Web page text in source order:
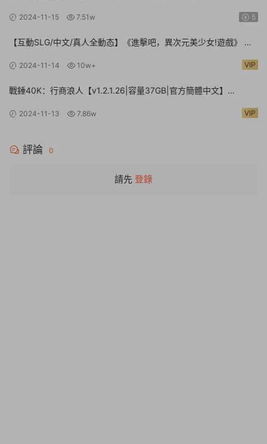
2024-11-15 7.51w 5
【互動SLG/中文/真人全動态】《進擊吧，異次元美少女!遊戲》 官
2024-11-14 10w+ VIP
戰錘40K：行商浪人【v1.2.1.26|容量37GB|官方簡體中文】
2024-11-13 7.86w VIP
評論 0
請先 登錄